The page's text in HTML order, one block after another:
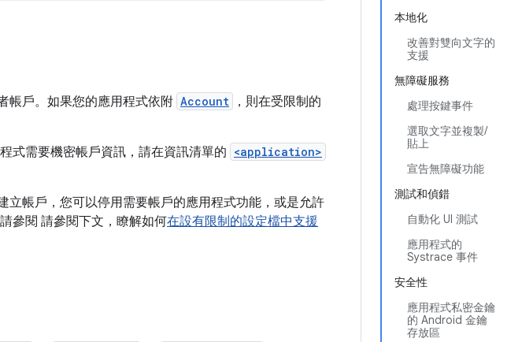
本地化
改善對雙向文字的
支援
無障礙服務
處理按鍵事件
選取文字並複製/
貼上
宣告無障礙功能
測試和偵錯
自動化 UI 測試
應用程式的
Systrace 事件
安全性
應用程式私密金鑰
的 Android 金鑰
存放區
帳戶。如果您的應用程式依附 Account
，則在受限制的
式需要機密帳戶資訊，請在資訊清單的 <application>
帳戶，您可以停用需要帳戶的應用程式功能，或是允許
參閱 請參閱下文，瞭解如何在設有限制的設定檔中支援